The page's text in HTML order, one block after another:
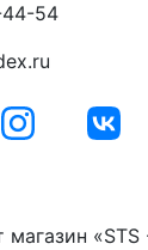
54
«STS